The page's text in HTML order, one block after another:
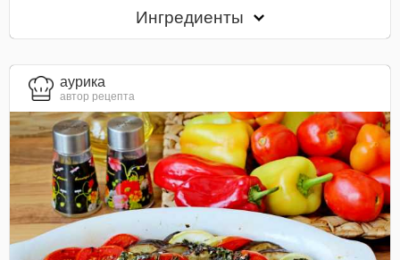
Ингредиенты
aурика
автор рецепта